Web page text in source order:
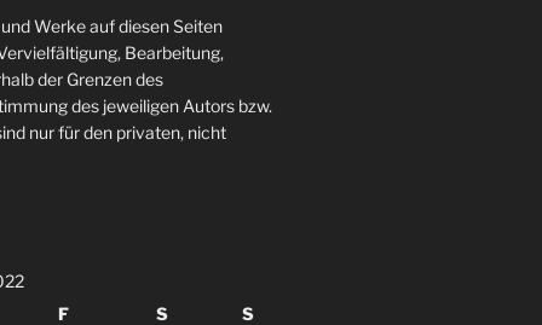
Werke auf diesen Seiten
Bearbeitung,
der Grenzen des
des jeweiligen Autors bzw.
nur für den privaten, nicht
F
S S